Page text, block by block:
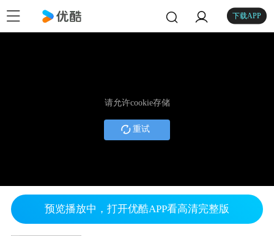
下载APP
请允许cookie存储
重试
预览播放中，打开优酷APP看高清完整版